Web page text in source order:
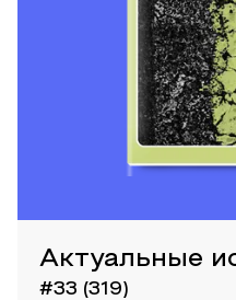
Актуальные
#33 (319)